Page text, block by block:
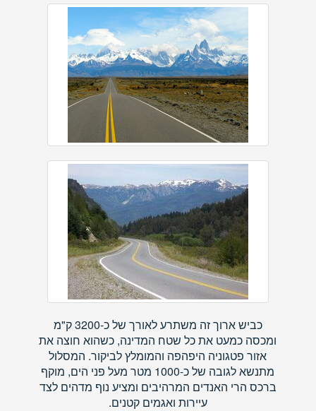
כביש ארוך זה משתרע לאורך של כ-3200 ק"מ
ומכסה כמעט את כל שטח המדינה, כשהוא חוצה את
אזור פטגוניה היפהפה והמומלץ לביקור. המסלול
מתנשא לגובה של כ-1000 מטר מעל פני הים, מוקף
ברכס הרי האנדים המרהיבים ומציע נוף מדהים לצד
עיירות ואגמים קטנים.